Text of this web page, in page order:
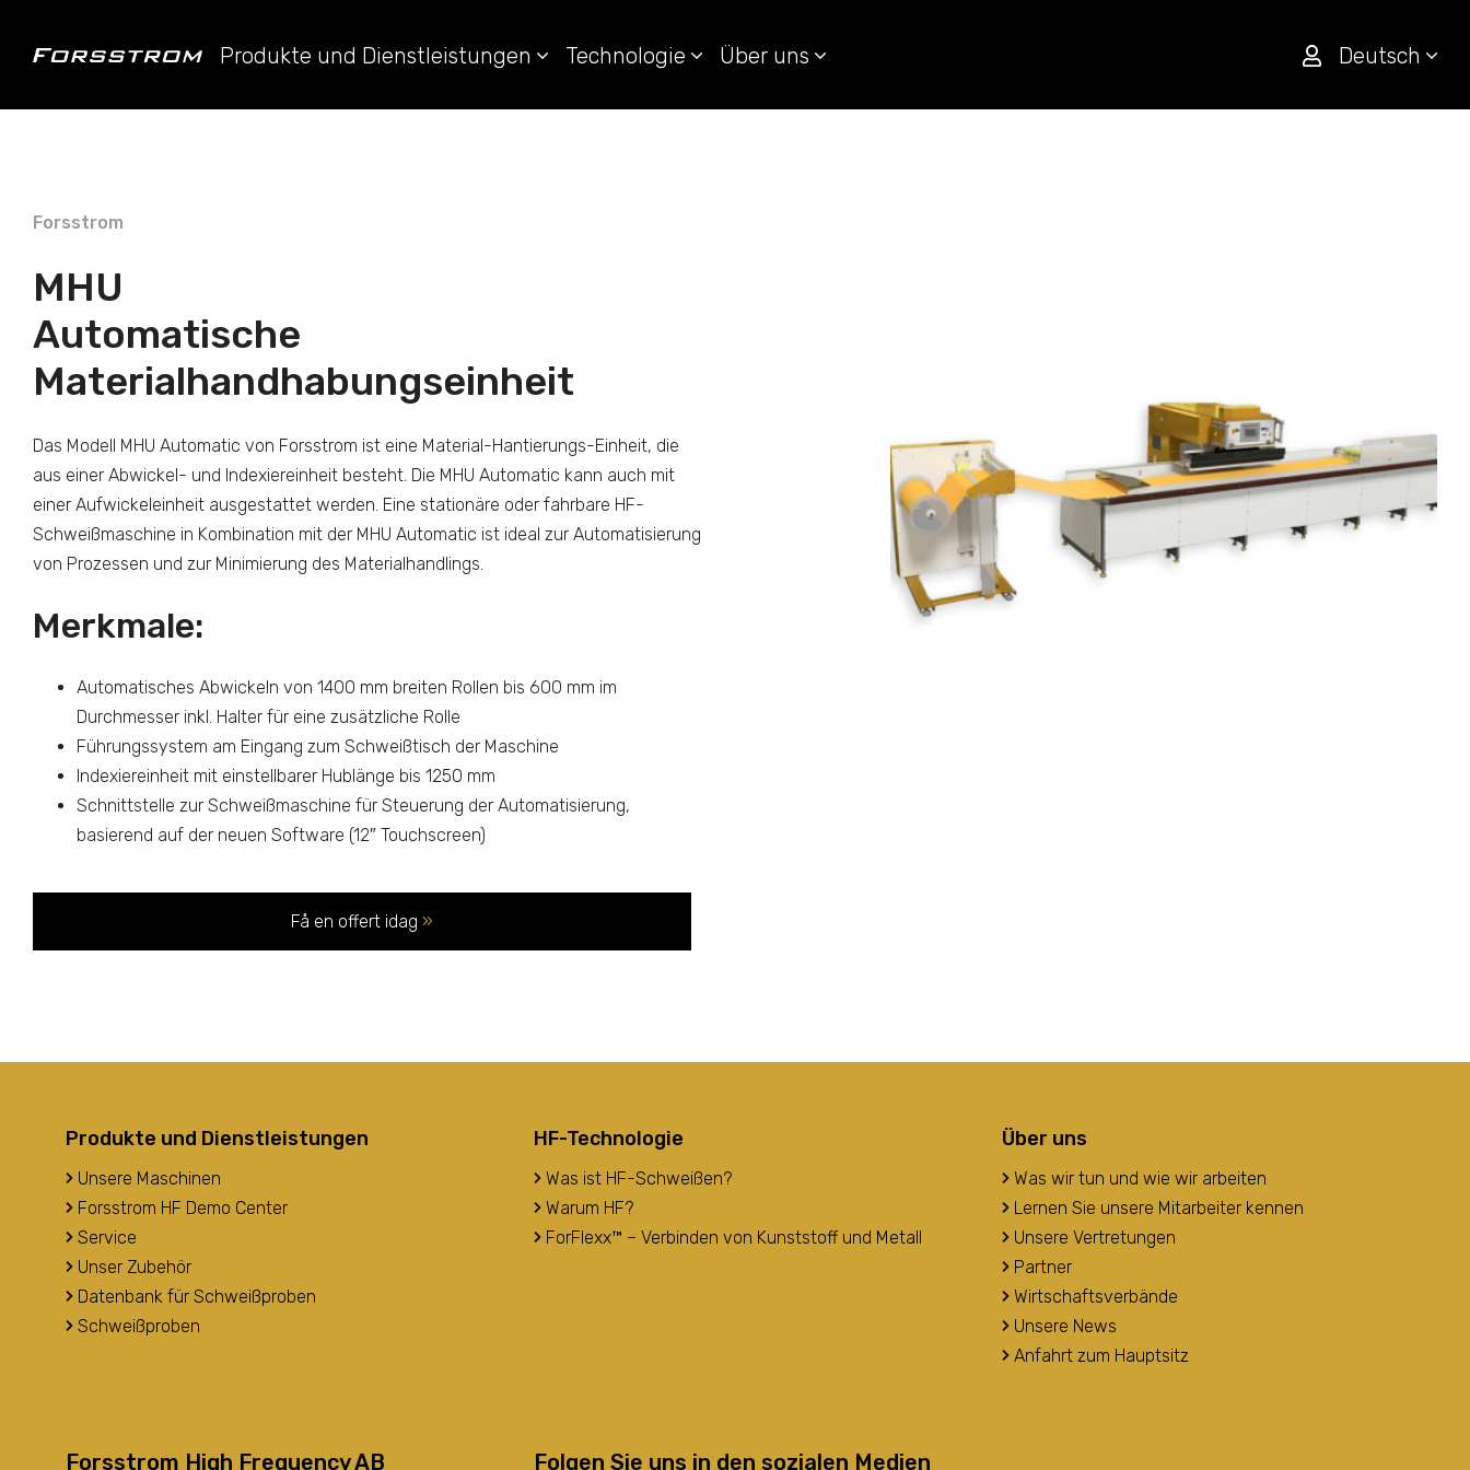
Produkte und Dienstleistungen Technologie Über uns Deutsch
Forsstrom
MHU
Automatische
Materialhandhabungseinheit
Das Modell MHU Automatic von Forsstrom ist eine Material-Hantierungs-Einheit, die
aus einer Abwickel- und Indexiereinheit besteht. Die MHU Automatic kann auch mit
einer Aufwickeleinheit ausgestattet werden. Eine stationäre oder fahrbare HF-
Schweißmaschine in Kombination mit der MHU Automatic ist ideal zur Automatisierung
von Prozessen und zur Minimierung des Materialhandlings.
Merkmale:
Automatisches Abwickeln von 1400 mm breiten Rollen bis 600 mm im
Durchmesser inkl. Halter für eine zusätzliche Rolle
Führungssystem am Eingang zum Schweißtisch der Maschine
Indexiereinheit mit einstellbarer Hublänge bis 1250 mm
Schnittstelle zur Schweißmaschine für Steuerung der Automatisierung,
basierend auf der neuen Software (12″ Touchscreen)
Få en offert idag »
Produkte und Dienstleistungen
Unsere Maschinen
Forsstrom HF Demo Center
Service
Unser Zubehör
Datenbank für Schweißproben
Schweißproben
HF-Technologie
Was ist HF-Schweißen?
Warum HF?
ForFlexx™ – Verbinden von Kunststoff und Metall
Über uns
Was wir tun und wie wir arbeiten
Lernen Sie unsere Mitarbeiter kennen
Unsere Vertretungen
Partner
Wirtschaftsverbände
Unsere News
Anfahrt zum Hauptsitz
Forsstrom High Frequency AB Folgen Sie uns in den sozialen Medien